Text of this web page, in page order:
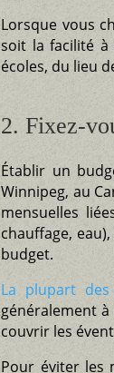
Lorsque vous
soit la facilité à
écoles, du lieu
2. Fixez-
Établir un
Winnipeg, au
mensuelles
chauffage,
budget.
La plupart
généralement
couvrir les
Pour éviter les